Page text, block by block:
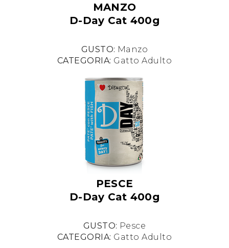
MANZO
D-Day Cat 400g
GUSTO: Manzo
CATEGORIA: Gatto Adulto
PESCE
D-Day Cat 400g
GUSTO: Pesce
CATEGORIA: Gatto Adulto